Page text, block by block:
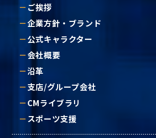
ご挨拶
企業方針・ブランド
公式キャラクター
会社概要
沿革
支店/グループ会社
CMライブラリ
スポーツ支援